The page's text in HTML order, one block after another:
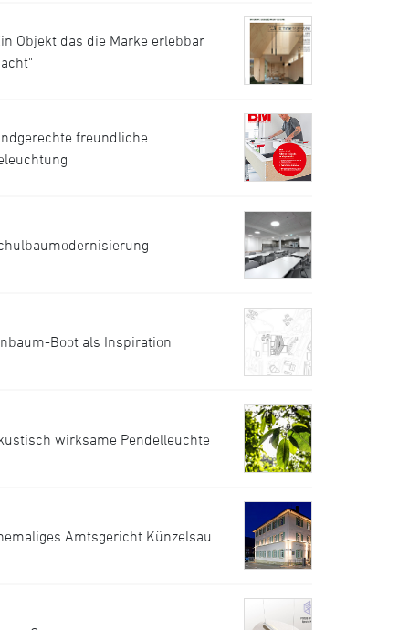
Objekt das die Marke erlebbar
freundliche
Boot als Inspiration
wirksame Pendelleuchte
Amtsgericht Künzelsau